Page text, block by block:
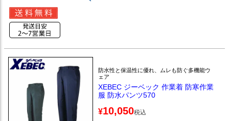
防水性と保温性に優れ、ムレも防ぐ多機能ウ
ェア
XEBEC ジーベック 作業着 防寒作業
服 防水パンツ570
¥10,050税込